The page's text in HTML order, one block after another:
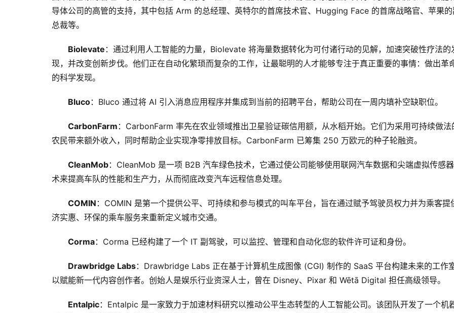
导体公司的高管的支持，其中包括 Arm 的总经理、英特尔的首席技术官、Hugging Face 的首席战略官、苹果的
总裁等。
Biolevate ：通过利用人工智能的力量，Biolevate 将海量数据转化为可付诸行动的见解，加速突破性疗法的
现，并改变创新步伐。他们正在自动化繁琐而复杂的工作，让最聪明的人才能够专注于真正重要的事情：做出革
的科学发现。
Bluco：Bluco 通过将 AI 引入消息应用程序并集成到当前的招聘平台，帮助公司在一周内填补空缺职位。
CarbonFarm ：CarbonFarm 率先在农业领域推出卫星验证碳信用额，从水稻开始。它们为采用可持续做法
农民带来额外收入，同时帮助企业实现净零排放目标。CarbonFarm 已筹集 250 万欧元的种子轮融资。
CleanMob：CleanMob 是一项 B2B 汽车绿色技术，它通过使公司能够使用联网汽车数据和尖端虚拟传感
术来提高车队的性能和生产力，从而彻底改变汽车远程信息处理。
COMIN ：COMIN 是第一个提供公平、可持续和参与模式的叫车平台，旨在通过赋予驾驶员权力并为乘客提
济实惠、环保的乘车服务来重新定义城市交通。
Corma：Corma 已经构建了一个 IT 副驾驶，可以监控、管理和自动化您的软件许可证和身份。
Drawbridge Labs：Drawbridge Labs 正在基于计算机生成图像 (CGI) 制作的 SaaS 平台构建未来的工作室
以赋能新一代内容创作者。创始人是娱乐行业资深人士，曾在 Disney、Pixar 和 Wētā Digital 担任高级领导。
Entalpic：Entalpic 是一家致力于加速材料研究以推动公平生态转型的人工智能公司。该团队开发了一个机